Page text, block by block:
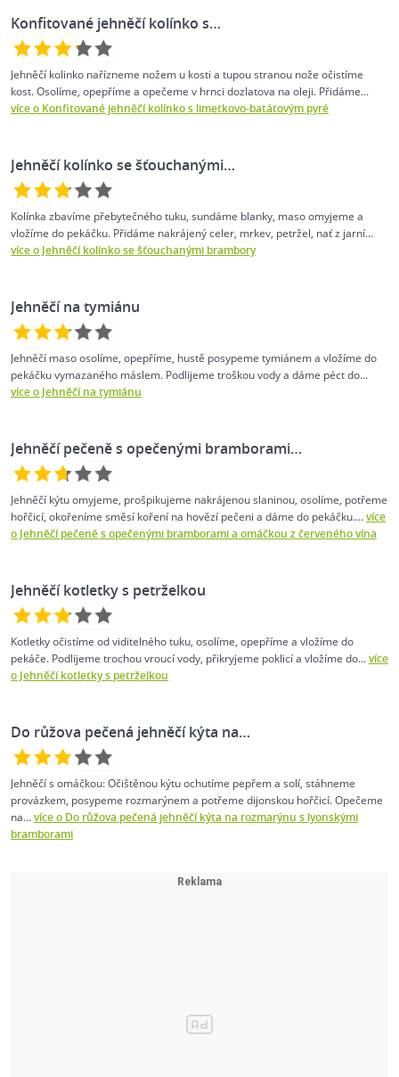
Konfitované jehněčí kolínko s…
Jehněčí kolinko nařízneme nožem u kosti a tupou stranou nože očistíme
kost. Osolíme, opepříme a opečeme v hrnci dozlatova na oleji. Přidáme...
více o Konfitované jehněčí kolínko s limetkovo-batátovým pyré
Jehněčí kolínko se šťouchanými…
Kolínka zbavíme přebytečného tuku, sundáme blanky, maso omyjeme a
vložíme do pekáčku. Přidáme nakrájený celer, mrkev, petržel, nať z jarní...
více o Jehněčí kolínko se šťouchanými brambory
Jehněčí na tymiánu
Jehněčí maso osolíme, opepříme, hustě posypeme tymiánem a vložíme do
pekáčku vymazaného máslem. Podlijeme troškou vody a dáme péct do...
více o Jehněčí na tymiánu
Jehněčí pečeně s opečenými bramborami…
Jehněčí kýtu omyjeme, prošpikujeme nakrájenou slaninou, osolíme, potřeme
hořčicí, okořeníme směsí koření na hovězí pečeni a dáme do pekáčku....více
o Jehněčí pečeně s opečenými bramborami a omáčkou z červeného vína
Jehněčí kotletky s petrželkou
Kotletky očistíme od viditelného tuku, osolíme, opepříme a vložíme do
pekáče. Podlijeme trochou vroucí vody, přikryjeme poklicí a vložíme do...více
o Jehněčí kotletky s petrželkou
Do růžova pečená jehněčí kýta na…
Jehněčí s omáčkou: Očištěnou kýtu ochutíme pepřem a solí, stáhneme
provázkem, posypeme rozmarýnem a potřeme dijonskou hořčicí. Opečeme
na...více o Do růžova pečená jehněčí kýta na rozmarýnu s lyonskými
bramborami